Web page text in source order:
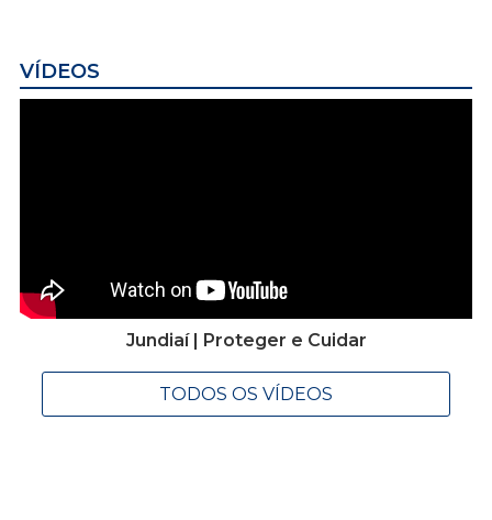
VÍDEOS
Jundiaí | Proteger e Cuidar
TODOS OS VÍDEOS